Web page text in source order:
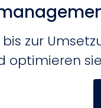
zur
optimieren